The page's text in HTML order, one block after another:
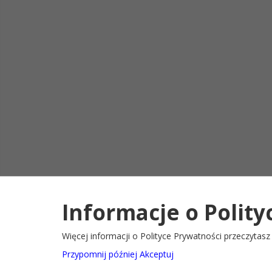
2022@ Oficjalny serwis internetowy Gminy Ryglice Deklaracja
Informacje o
Więcej informacji o Polityce Prywatności przeczytasz
Przypomnij później Akceptuj